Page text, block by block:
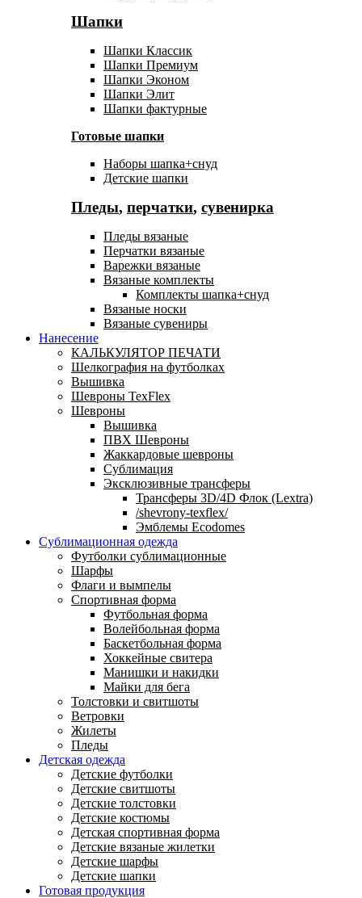
Шапки
Шапки Классик
Шапки Премиум
Шапки Эконом
Шапки Элит
Шапки фактурные
Готовые шапки
Наборы шапка+снуд
Детские шапки
Пледы, перчатки, сувенирка
Пледы вязаные
Перчатки вязаные
Варежки вязаные
Вязаные комплекты
Комплекты шапка+снуд
Вязаные носки
Вязаные сувениры
Нанесение
КАЛЬКУЛЯТОР ПЕЧАТИ
Шелкография на футболках
Вышивка
Шевроны TexFlex
Шевроны
Вышивка
ПВХ Шевроны
Жаккардовые шевроны
Сублимация
Эксклюзивные трансферы
Трансферы 3D/4D Флок (Lextra)
/shevrony-texflex/
Эмблемы Ecodomes
Сублимационная одежда
Футболки сублимационные
Шарфы
Флаги и вымпелы
Спортивная форма
Футбольная форма
Волейбольная форма
Баскетбольная форма
Хоккейные свитера
Манишки и накидки
Майки для бега
Толстовки и свитшоты
Ветровки
Жилеты
Пледы
Детская одежда
Детские футболки
Детские свитшоты
Детские толстовки
Детские костюмы
Детская спортивная форма
Детские вязаные жилетки
Детские шарфы
Детские шапки
Готовая продукция